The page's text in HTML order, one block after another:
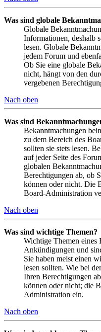
Was sind globale
Globale
Informationen, deshalb
lesen. Globale
jedem Forum und
Ob Sie eine globale
nicht, hängt von den
vergebenen
Nach oben
Was sind
Bekanntmachungen
zu dem Bereich des
sollten sie stets lesen.
auf jeder Seite des
globalen
Berechtigungen ab, ob
können oder nicht. Die
Board-Administration
Nach oben
Was sind wichtige Themen?
Wichtige Themen eines
Ankündigungen und
Sie haben meist einen
lesen sollten. Wie bei
Ihren Berechtigungen
können oder nicht; die
Administration ein.
Nach oben